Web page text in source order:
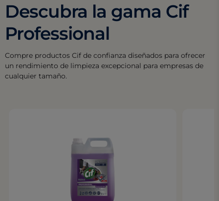
Descubra la gama Cif
Professional
Compre productos Cif de confianza diseñados para ofrecer
un rendimiento de limpieza excepcional para empresas de
cualquier tamaño.